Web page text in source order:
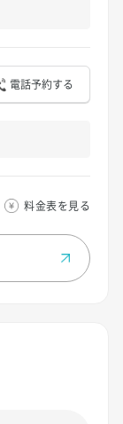
電話予約する
料金表を見る